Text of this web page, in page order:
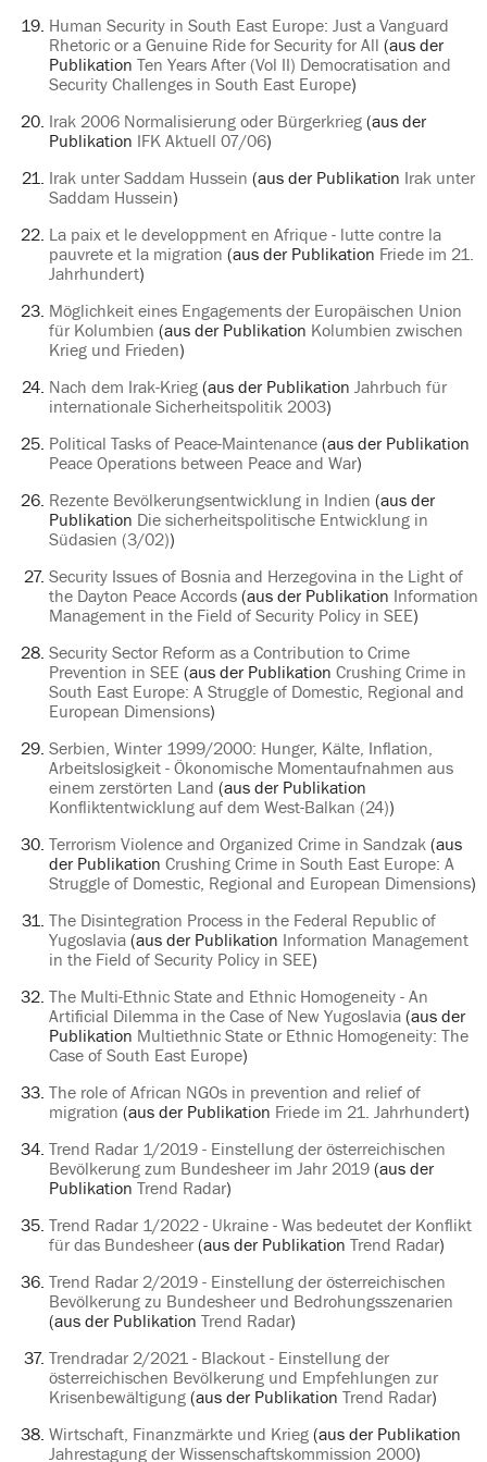
Human Security in South East Europe: Just a Vanguard
Rhetoric or a Genuine Ride for Security for All (aus der
Publikation Ten Years After (Vol II) Democratisation and
Security Challenges in South East Europe)
Irak 2006 Normalisierung oder Bürgerkrieg(aus der
Publikation IFK Aktuell 07/06)
Irak unter Saddam Hussein (aus der Publikation Irak unter
Saddam Hussein)
La paix et le developpment en Afrique - lutte contre la
pauvrete et la migration (aus der Publikation Friede im 21.
Jahrhundert)
Möglichkeit eines Engagements der Europäischen Union
für Kolumbien (aus der Publikation Kolumbien zwischen
Krieg und Frieden)
Nach dem Irak-Krieg(aus der Publikation Jahrbuch für
internationale Sicherheitspolitik 2003)
Political Tasks of Peace-Maintenance(aus der Publikation
Peace Operations between Peace and War)
Rezente Bevölkerungsentwicklung in Indien (aus der
Publikation Die sicherheitspolitische Entwicklung in
Südasien (3/02))
Security Issues of Bosnia and Herzegovina in the Light of
the Dayton Peace Accords(aus der Publikation Information
Management in the Field of Security Policy in SEE)
Security Sector Reform as a Contribution to Crime
Prevention in SEE (aus der Publikation Crushing Crime in
South East Europe: A Struggle of Domestic, Regional and
European Dimensions)
Serbien, Winter 1999/2000: Hunger, Kälte, Inflation,
Arbeitslosigkeit - Ökonomische Momentaufnahmen aus
einem zerstörten Land (aus der Publikation
Konfliktentwicklung auf dem West-Balkan (24))
Terrorism Violence and Organized Crime in Sandzak (aus
der Publikation Crushing Crime in South East Europe: A
Struggle of Domestic, Regional and European Dimensions)
The Disintegration Process in the Federal Republic of
Yugoslavia(aus der Publikation Information Management
in the Field of Security Policy in SEE)
The Multi-Ethnic State and Ethnic Homogeneity - An
Artificial Dilemma in the Case of New Yugoslavia(aus der
Publikation Multiethnic State or Ethnic Homogeneity: The
Case of South East Europe)
The role of African NGOs in prevention and relief of
migration (aus der Publikation Friede im 21. Jahrhundert)
Trend Radar 1/2019 - Einstellung der österreichischen
Bevölkerung zum Bundesheer im Jahr 2019(aus der
Publikation Trend Radar)
Trend Radar 1/2022 - Ukraine - Was bedeutet der Konflikt
für das Bundesheer(aus der Publikation Trend Radar)
Trend Radar 2/2019 - Einstellung der österreichischen
Bevölkerung zu Bundesheer und Bedrohungsszenarien
(aus der Publikation Trend Radar)
Trendradar 2/2021 - Blackout - Einstellung der
österreichischen Bevölkerung und Empfehlungen zur
Krisenbewältigung(aus der Publikation Trend Radar)
Wirtschaft, Finanzmärkte und Krieg(aus der Publikation
Jahrestagung der Wissenschaftskommission 2000)